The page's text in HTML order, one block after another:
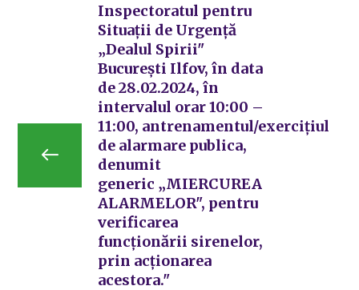
Inspectoratul pentru
Situații de Urgență
„Dealul Spirii"
București Ilfov, în data
de 28.02.2024, în
intervalul orar 10:00 –
11:00, antrenamentul/exercițiul
de alarmare publica,
denumit
generic „MIERCUREA
ALARMELOR", pentru
verificarea
funcționării sirenelor,
prin acționarea
acestora."